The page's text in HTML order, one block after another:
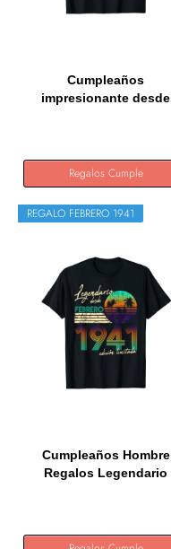
Cumpleaños
impresionante desde
Regalos Cumple
REGALO FEBRERO 1941
Cumpleaños Hombre
Regalos Legendario